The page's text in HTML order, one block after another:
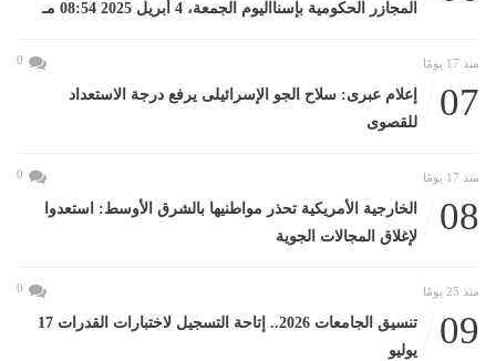
المجازر الحكومية بإسنااليوم الجمعة، 4 أبريل 2025 08:54 مـ
منذ 17 يومًا 0
07
إعلام عبرى: سلاح الجو الإسرائيلى يرفع درجة الاستعداد
للقصوى
منذ 17 يومًا 0
08
الخارجية الأمريكية تحذر مواطنيها بالشرق الأوسط: استعدوا
لإغلاق المجالات الجوية
منذ 25 يومًا 0
09
تنسيق الجامعات 2026.. إتاحة التسجيل لاختبارات القدرات 17
يوليو